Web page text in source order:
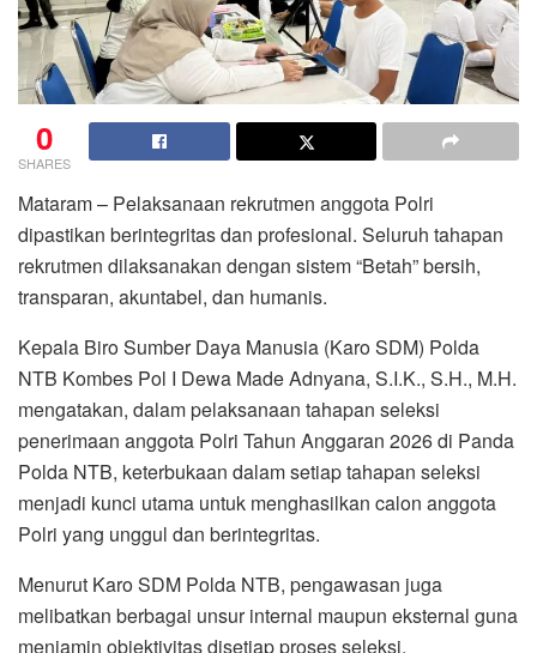
0
SHARES
Mataram – Pelaksanaan rekrutmen anggota Polri
dipastikan berintegritas dan profesional. Seluruh tahapan
rekrutmen dilaksanakan dengan sistem “Betah” bersih,
transparan, akuntabel, dan humanis.
Kepala Biro Sumber Daya Manusia (Karo SDM) Polda
NTB Kombes Pol I Dewa Made Adnyana, S.I.K., S.H., M.H.
mengatakan, dalam pelaksanaan tahapan seleksi
penerimaan anggota Polri Tahun Anggaran 2026 di Panda
Polda NTB, keterbukaan dalam setiap tahapan seleksi
menjadi kunci utama untuk menghasilkan calon anggota
Polri yang unggul dan berintegritas.
Menurut Karo SDM Polda NTB, pengawasan juga
melibatkan berbagai unsur internal maupun eksternal guna
menjamin objektivitas disetiap proses seleksi.